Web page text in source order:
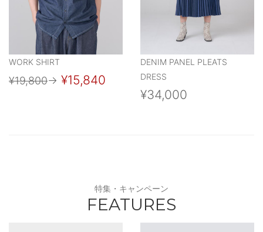
WORK SHIRT
¥19,800→ ¥15,840
DENIM PANEL PLEATS
DRESS
¥34,000
特集・キャンペーン
FEATURES